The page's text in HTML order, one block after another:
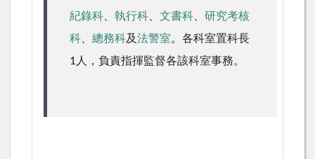
紀錄科
執行科 文書科
研究考核
科
總務科及法警室。各科室置科長
1人，負責指揮監督各該科室事務。